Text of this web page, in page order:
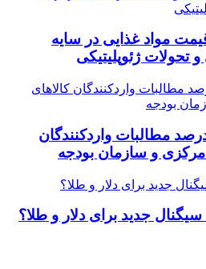
مواد غذایی در سایه
و تحولات ژئوپلیتیکی
دستور پرداخت ۵۰ درصد مطالبات واردکنندگان
مرکزی و سازمان بودجه
جدید برای دلار و طلا؟